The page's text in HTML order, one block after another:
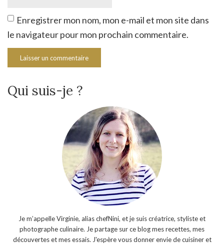
Enregistrer mon nom, mon e-mail et mon site dans
le navigateur pour mon prochain commentaire.
Qui suis-je ?
Je m’appelle Virginie, alias chefNini, et je suis créatrice, styliste et
photographe culinaire. Je partage sur ce blog mes recettes, mes
découvertes et mes essais. J'espère vous donner envie de cuisiner et